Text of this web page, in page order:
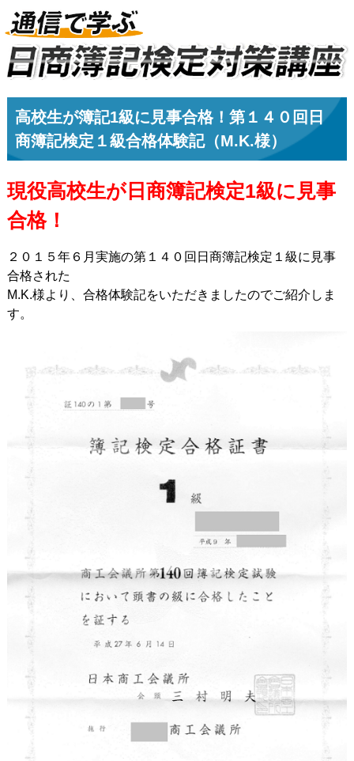
高校生が簿記1級に見事合格！第１４０回日
商簿記検定１級合格体験記（M.K.様）
現役高校生が日商簿記検定1級に見事
合格！
２０１５年６月実施の第１４０回日商簿記検定１級に見事
合格された
M.K.様より、合格体験記をいただきましたのでご紹介しま
す。